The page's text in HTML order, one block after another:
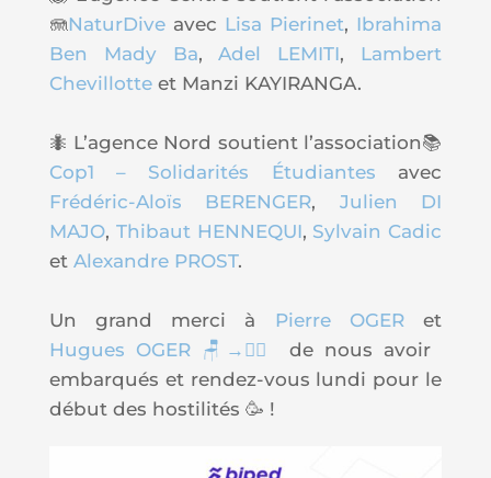
🪼NaturDive avec Lisa Pierinet, Ibrahima
Ben Mady Ba, Adel LEMITI,
Lambert
Chevillotte et Manzi KAYIRANGA.
🐜 L’agence Nord soutient l’association📚
Cop1 – Solidarités Étudiantes
avec
Frédéric-Aloïs BERENGER,
Julien DI
MAJO, Thibaut HENNEQUI, Sylvain Cadic
et Alexandre PROST.
Un grand merci à Pierre OGER
et
Hugues OGER 🪑→🏃‍♂️
de nous avoir
embarqués et rendez-vous lundi pour le
début des hostilités 🥳 !